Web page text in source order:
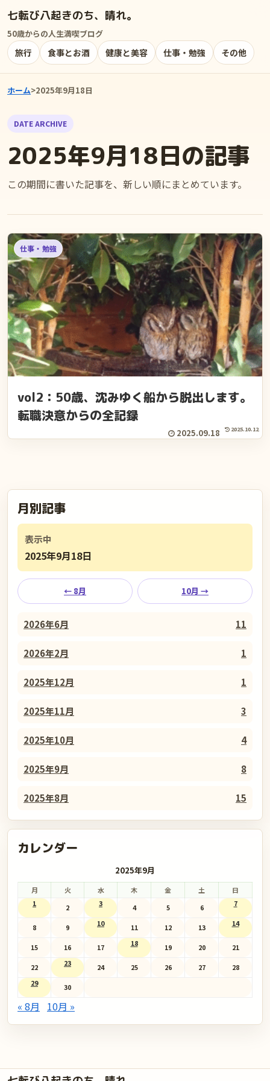
七転び八起きのち、晴れ。
50歳からの人生満喫ブログ
旅行 食事とお酒 健康と美容 仕事・勉強 その他
ホーム>2025年9月18日
DATE ARCHIVE
2025年9月18日の記事
この期間に書いた記事を、新しい順にまとめています。
仕事・勉強
vol2：50歳、沈みゆく船から脱出します。
転職決意からの全記録
2025.09.18 2025.10.12
月別記事
表示中
2025年9月18日
← 8月 10月 →
2026年6月 11
2026年2月 1
2025年12月 1
2025年11月 3
2025年10月 4
2025年9月 8
2025年8月 15
カレンダー
2025年9月
月 火 水 木 金 土 日
1 2 3 4 5 6 7
8 9 10 11 12 13 14
15 16 17 18 19 20 21
22 23 24 25 26 27
28
29
30
« 8月 10月 »